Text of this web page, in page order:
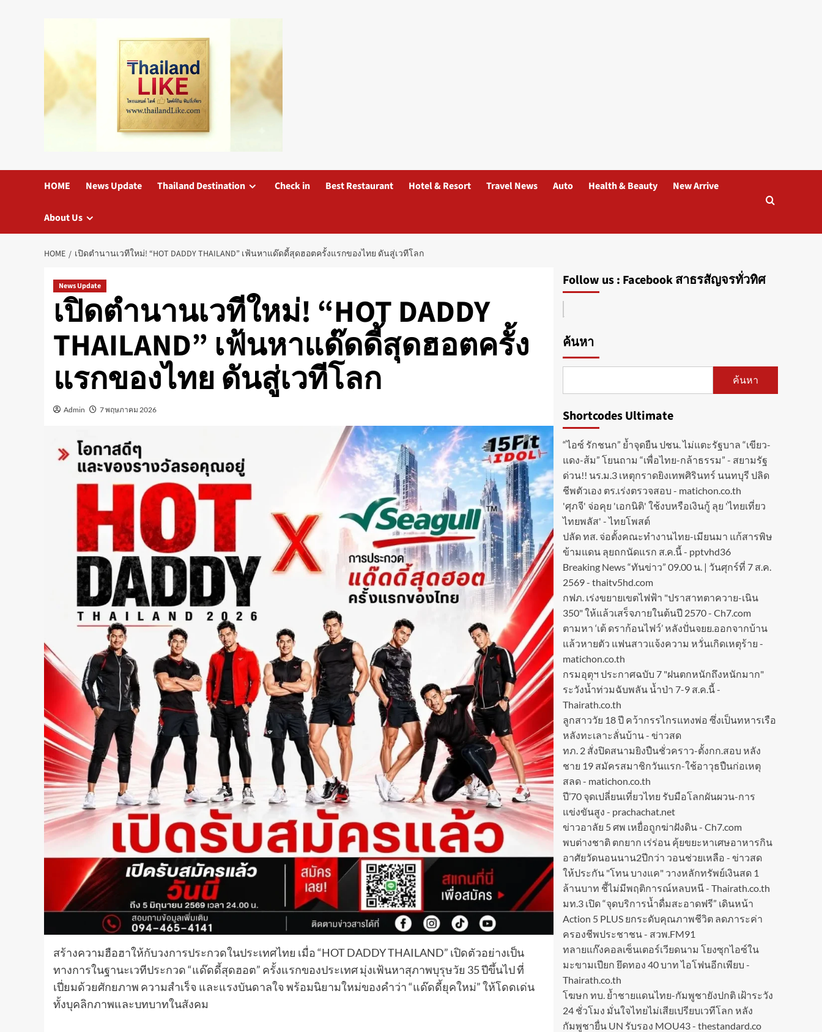
HOME News Update Thailand Destination Check in Best Restaurant Hotel & Resort Travel News Auto Health & Beauty New Arrive
About Us
HOME เปิดตำนานเวทีใหม่! “HOT DADDY THAILAND” เฟ้นหาแด๊ดดี้สุดฮอตครั้งแรกของไทย ดันสู่เวทีโลก
News Update
เปิดตำนานเวทีใหม่! “HOT DADDY
THAILAND” เฟ้นหาแด๊ดดี้สุดฮอตครั้ง
แรกของไทย ดันสู่เวทีโลก
Admin 7 พฤษภาคม 2026
สร้างความฮือฮาให้กับวงการประกวดในประเทศไทย เมื่อ “HOT DADDY THAILAND” เปิดตัวอย่างเป็น
ทางการในฐานะเวทีประกวด “แด๊ดดี้สุดฮอต” ครั้งแรกของประเทศ มุ่งเฟ้นหาสุภาพบุรุษวัย 35 ปีขึ้นไป ที่
เปี่ยมด้วยศักยภาพ ความสำเร็จ และแรงบันดาลใจ พร้อมนิยามใหม่ของคำว่า “แด๊ดดี้ยุคใหม่” ให้โดดเด่น
ทั้งบุคลิกภาพและบทบาทในสังคม
Follow us : Facebook สาธรสัญจรทั่วทิศ
ค้นหา
ค้นหา
Shortcodes Ultimate
“ไอซ์ รักชนก” ย้ำจุดยืน ปชน. ไม่แตะรัฐบาล “เขียว-
แดง-ส้ม” โยนถาม “เพื่อไทย-กล้าธรรม” - สยามรัฐ
ด่วน!! นร.ม.3 เหตุกราดยิงเทพศิรินทร์ นนทบุรี ปลิด
ชีพตัวเอง ตร.เร่งตรวจสอบ - matichon.co.th
'ศุภจี' จ่อคุย 'เอกนิติ' ใช้งบหรือเงินกู้ ลุย 'ไทยเที่ยว
ไทยพลัส' - ไทยโพสต์
ปลัด ทส. จ่อตั้งคณะทำงานไทย-เมียนมา แก้สารพิษ
ข้ามแดน ลุยถกนัดแรก ส.ค.นี้ - pptvhd36
Breaking News “ทันข่าว” 09.00 น. | วันศุกร์ที่ 7 ส.ค.
2569 - thaitv5hd.com
กฟภ. เร่งขยายเขตไฟฟ้า "ปราสาทตาควาย-เนิน
350" ให้แล้วเสร็จภายในต้นปี 2570 - Ch7.com
ตามหา ‘เต้ ดราก้อนไฟว์’ หลังปั่นจยย.ออกจากบ้าน
แล้วหายตัว แฟนสาวแจ้งความ หวั่นเกิดเหตุร้าย -
matichon.co.th
กรมอุตุฯ ประกาศฉบับ 7 "ฝนตกหนักถึงหนักมาก"
ระวังน้ำท่วมฉับพลัน น้ำป่า 7-9 ส.ค.นี้ -
Thairath.co.th
ลูกสาววัย 18 ปี คว้ากรรไกรแทงพ่อ ซึ่งเป็นทหารเรือ
หลังทะเลาะลั่นบ้าน - ข่าวสด
ทภ. 2 สั่งปิดสนามยิงปืนชั่วคราว-ตั้งกก.สอบ หลัง
ชาย 19 สมัครสมาชิกวันแรก-ใช้อาวุธปืนก่อเหตุ
สลด - matichon.co.th
ปี’70 จุดเปลี่ยนเที่ยวไทย รับมือโลกผันผวน-การ
แข่งขันสูง - prachachat.net
ข่าวอาลัย 5 ศพ เหยื่อถูกฆ่าฝังดิน - Ch7.com
พบต่างชาติ ตกยาก เร่ร่อน คุ้ยขยะหาเศษอาหารกิน
อาศัยวัดนอนนาน2ปีกว่า วอนช่วยเหลือ - ข่าวสด
ให้ประกัน "โทน บางแค" วางหลักทรัพย์เงินสด 1
ล้านบาท ชี้ไม่มีพฤติการณ์หลบหนี - Thairath.co.th
มท.3 เปิด “จุดบริการน้ำดื่มสะอาดฟรี” เดินหน้า
Action 5 PLUS ยกระดับคุณภาพชีวิต ลดภาระค่า
ครองชีพประชาชน - สวพ.FM91
ทลายแก๊งคอลเซ็นเตอร์เวียดนาม โยงซุกไอซ์ใน
มะขามเปียก ยึดทอง 40 บาท ไอโฟนอีกเพียบ -
Thairath.co.th
โฆษก ทบ. ย้ำชายแดนไทย-กัมพูชายังปกติ เฝ้าระวัง
24 ชั่วโมง มั่นใจไทยไม่เสียเปรียบเวทีโลก หลัง
กัมพูชายื่น UN รับรอง MOU43 - thestandard.co